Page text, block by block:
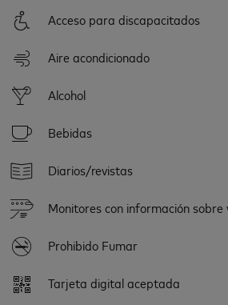
Acceso para discapacitados
Aire acondicionado
Alcohol
Bebidas
Diarios/revistas
Monitores con información sobre
Prohibido Fumar
Tarjeta digital aceptada